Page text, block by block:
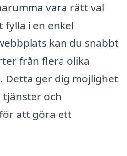
vara rätt val
fylla i en enkel
kan du snabbt
från flera olika
Detta ger dig möjlighet
tjänster och
att göra ett